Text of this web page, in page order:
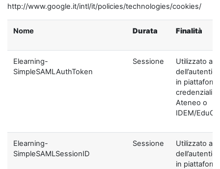
http://www.google.it/intl/it/policies/technologies/cookies/
Nome Durata Finalità
Elearning-
SimpleSAMLAuthToken
Sessione
Utilizzato ai
in
credenziali di
Ateneo o
IDEM/
Elearning-
SimpleSAMLSessionID
Sessione
Utilizzato ai
in